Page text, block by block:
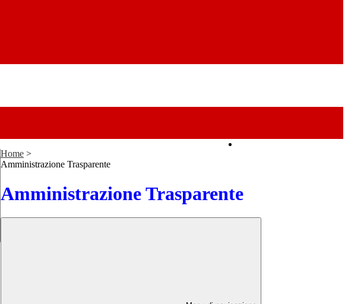
Home >
Amministrazione Trasparente
Amministrazione Trasparente